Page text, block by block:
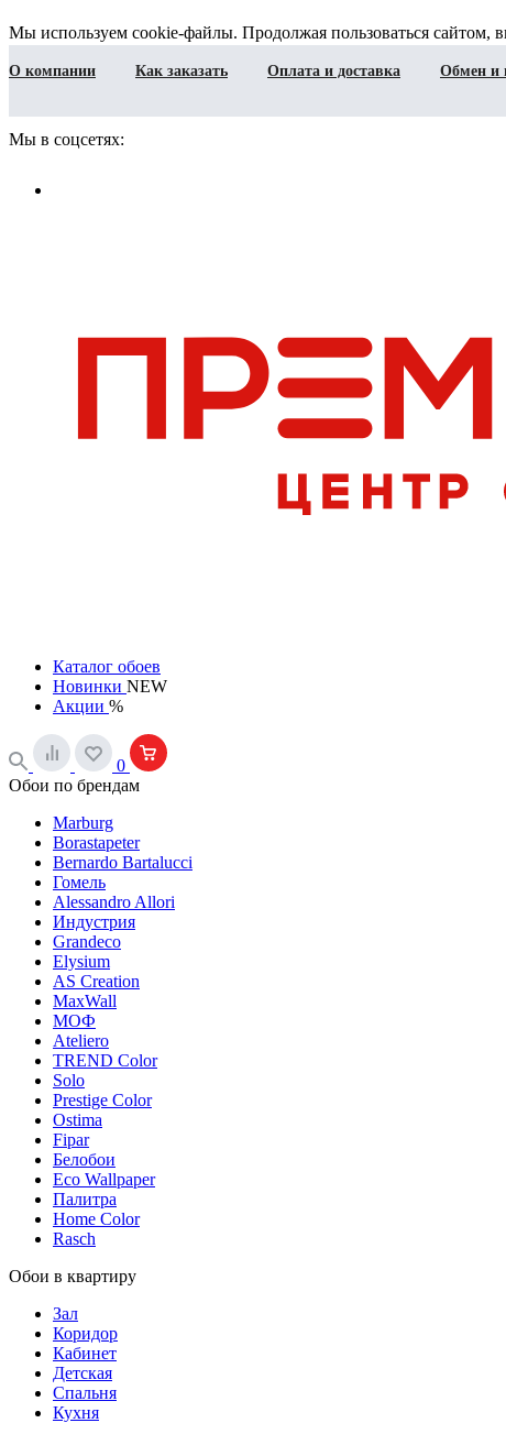
Мы используем cookie-файлы. Продолжая пользоваться сайтом,
О компании Как заказать Оплата и доставка Обмен и
Мы в соцсетях:
Каталог обоев
Новинки NEW
Акции %
0
Обои по брендам
Marburg
Borastapeter
Bernardo Bartalucci
Гомель
Alessandro Allori
Индустрия
Grandeco
Elysium
AS Creation
MaxWall
МОФ
Ateliero
TREND Color
Solo
Prestige Color
Ostima
Fipar
Белобои
Eco Wallpaper
Палитра
Home Color
Rasch
Обои в квартиру
Зал
Коридор
Кабинет
Детская
Спальня
Кухня